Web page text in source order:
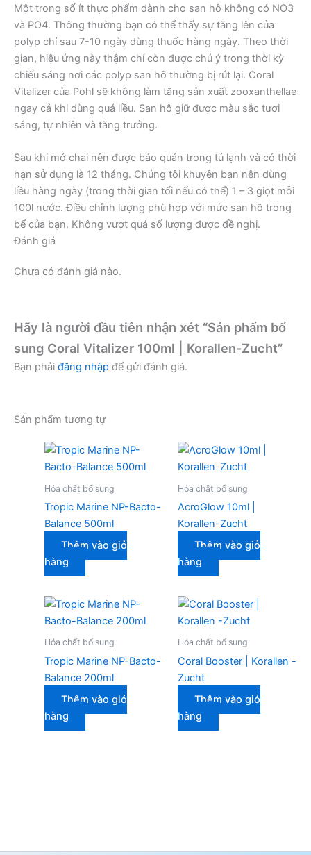
Một trong số ít thực phẩm dành cho san hô không có NO3
và PO4. Thông thường bạn có thể thấy sự tăng lên của
polyp chỉ sau 7-10 ngày dùng thuốc hàng ngày. Theo thời
gian, hiệu ứng này thậm chí còn được chú ý trong thời kỳ
chiếu sáng nơi các polyp san hô thường bị rút lại. Coral
Vitalizer của Pohl sẽ không làm tăng sản xuất zooxanthellae
ngay cả khi dùng quá liều. San hô giữ được màu sắc tươi
sáng, tự nhiên và tăng trưởng.
Sau khi mở chai nên được bảo quản trong tủ lạnh và có thời
hạn sử dụng là 12 tháng. Chúng tôi khuyên bạn nên dùng
liều hàng ngày (trong thời gian tối nếu có thể) 1 – 3 giọt mỗi
100l nước. Điều chỉnh lượng phù hợp với mức san hô trong
bể của bạn. Không vượt quá số lượng được đề nghị.
Đánh giá
Chưa có đánh giá nào.
Hãy là người đầu tiên nhận xét “Sản phẩm bổ
sung Coral Vitalizer 100ml | Korallen-Zucht”
Bạn phải đăng nhập để gửi đánh giá.
Sản phẩm tương tự
Hóa chất bổ sung
Tropic Marine NP-Bacto-
Balance 500ml
Thêm vào giỏ
hàng
Hóa chất bổ sung
AcroGlow 10ml |
Korallen-Zucht
Thêm vào giỏ
hàng
Hóa chất bổ sung
Tropic Marine NP-Bacto-
Balance 200ml
Thêm vào giỏ
hàng
Hóa chất bổ sung
Coral Booster | Korallen -
Zucht
Thêm vào giỏ
hàng